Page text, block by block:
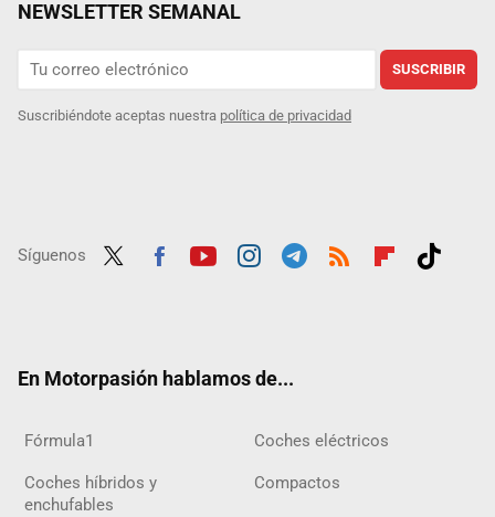
NEWSLETTER SEMANAL
SUSCRIBIR
Suscribiéndote aceptas nuestra política de privacidad
Síguenos
En Motorpasión hablamos de...
Fórmula1 Coches eléctricos
Coches híbridos y
enchufables
Compactos